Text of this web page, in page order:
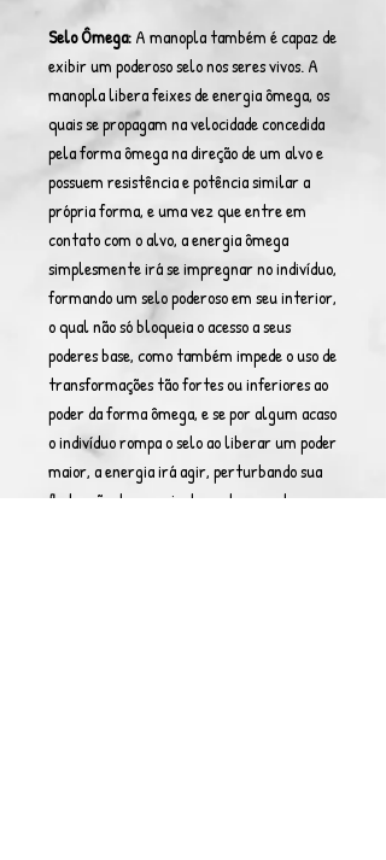
Selo Ômega:A manopla também é capaz de
exibir um poderoso selo nos seres vivos. A
manopla libera feixes de energia ômega, os
quais se propagam na velocidade concedida
pela forma ômega na direção de um alvo e
possuem resistência e potência similar a
própria forma, e uma vez que entre em
contato com o alvo, a energia ômega
simplesmente irá se impregnar no indivíduo,
formando um selo poderoso em seu interior,
o qual não só bloqueia o acesso a seus
poderes base, como também impede o uso de
transformações tão fortes ou inferiores ao
poder da forma ômega, e se por algum acaso
o indivíduo rompa o selo ao liberar um poder
maior, a energia irá agir, perturbando sua
flutuação de energia de modo que o tempo